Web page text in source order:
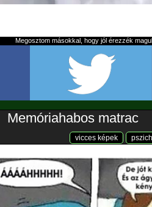
Megosztom másokkal, hogy jól érezzék
Memóriahabos matrac
vicces képek